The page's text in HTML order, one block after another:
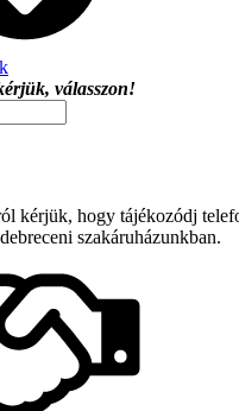
válasszon!
kérjük, hogy tájékozódj
szakáruházunkban.